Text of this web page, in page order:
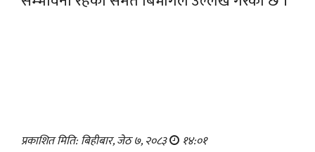
प्रकाशित मिति: बिहीबार, जेठ ७, २०८३ १४:०१